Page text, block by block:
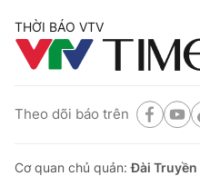
THỜI BÁO VTV
Theo dõi báo trên
Cơ quan chủ quản:Đài Truyền